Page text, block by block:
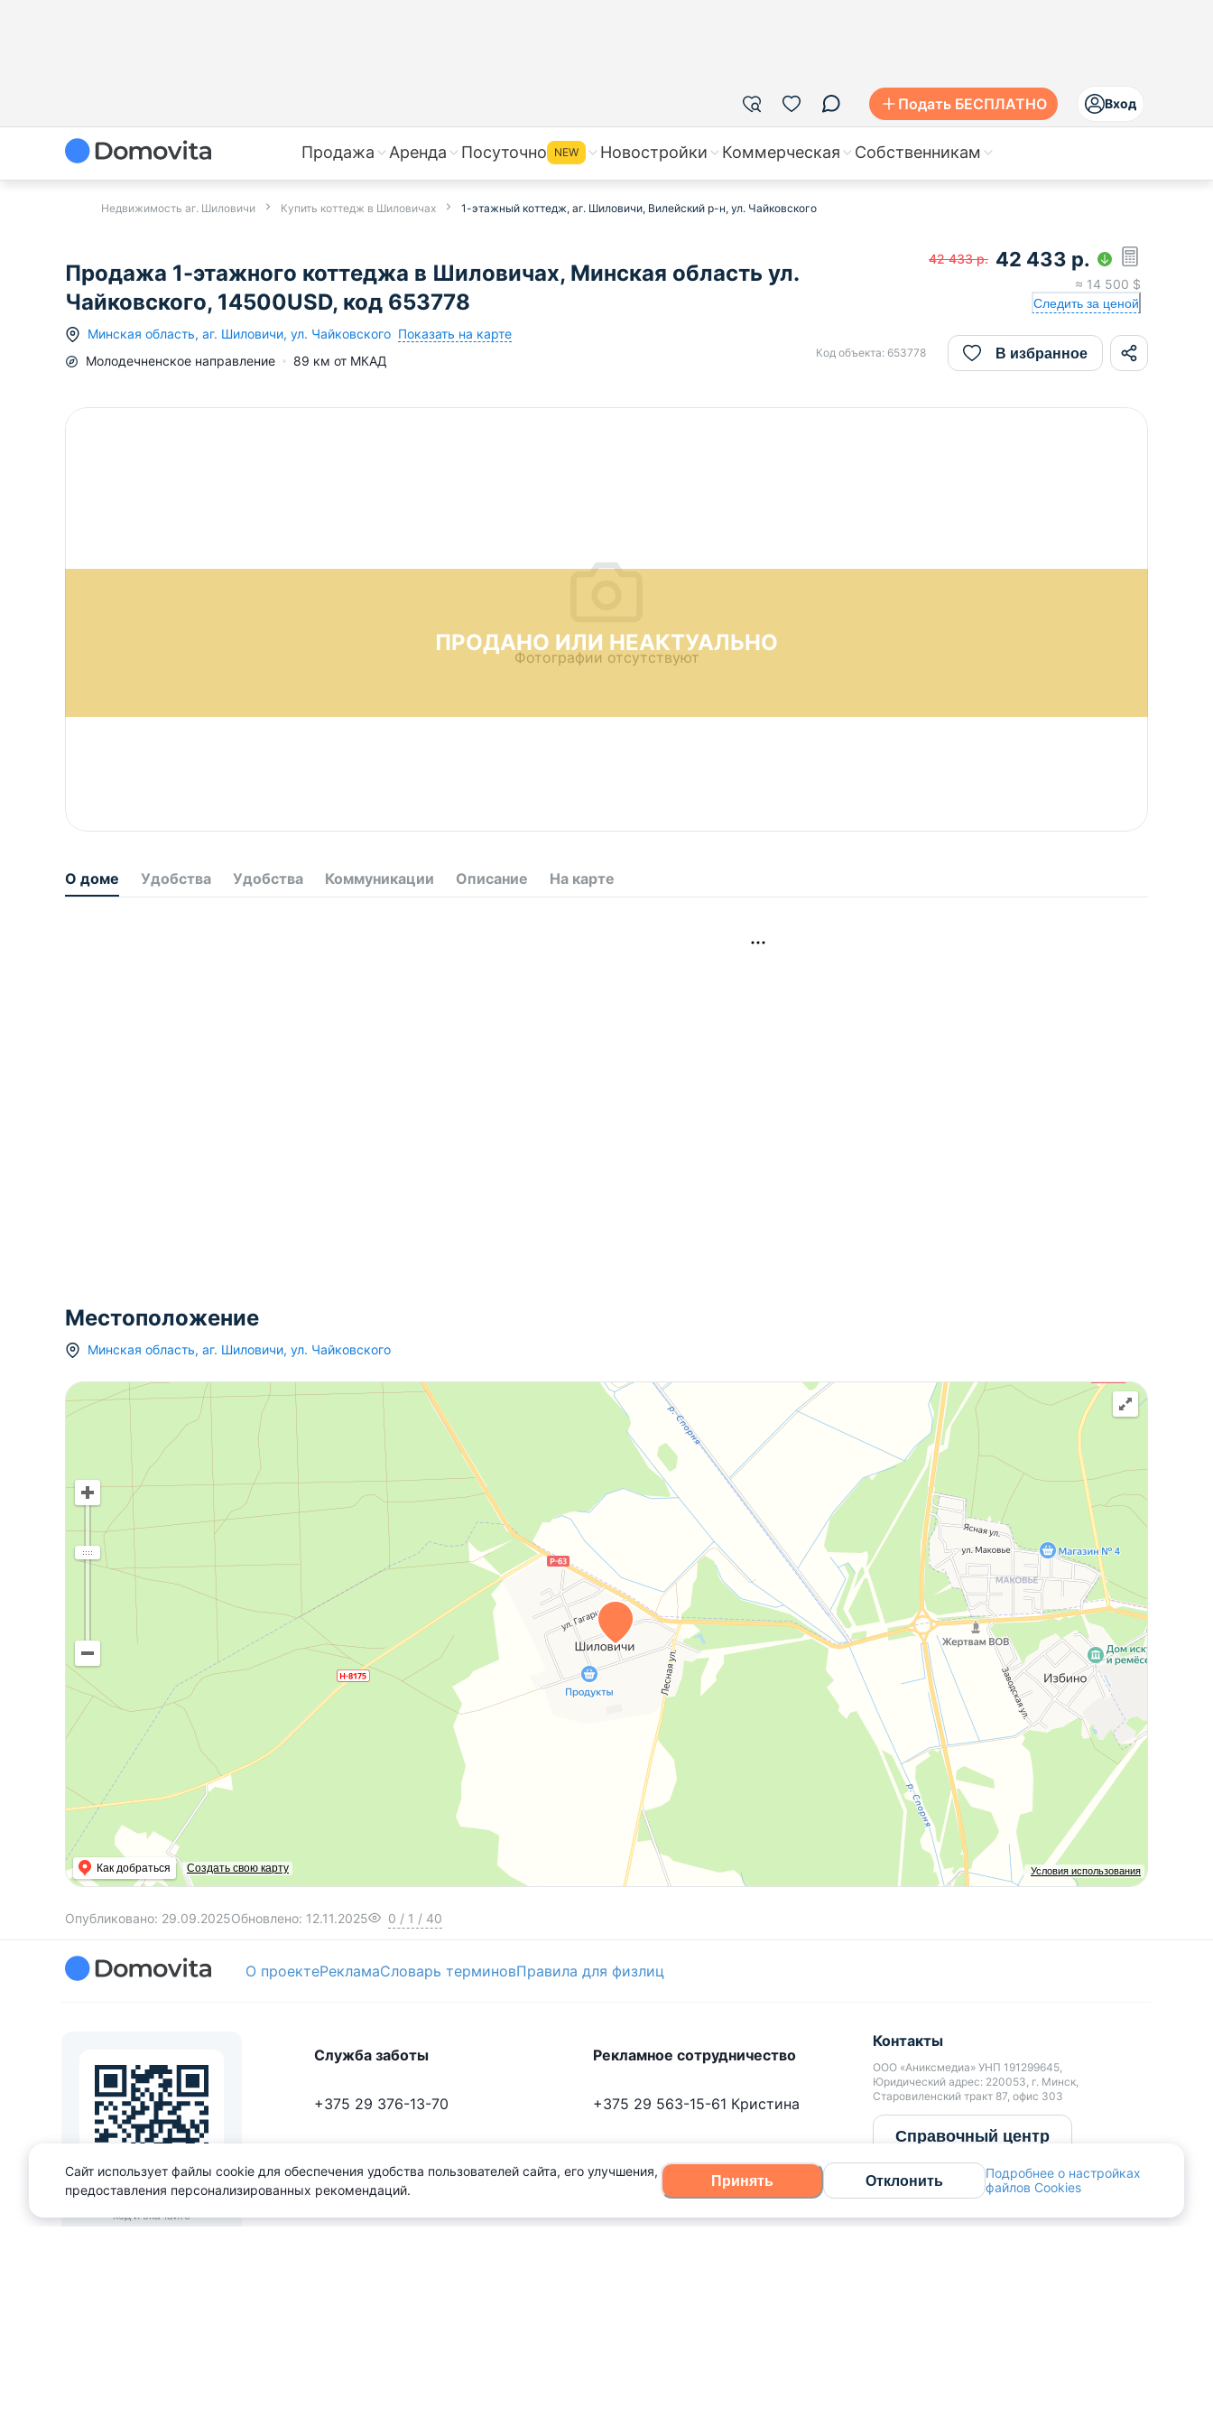
Подать БЕСПЛАТНО Вход
Продажа Аренда Посуточно NEW Новостройки Коммерческая Собственникам
Недвижимость аг. Шиловичи Купить коттедж в Шиловичах 1-этажный коттедж, аг. Шиловичи, Вилейский р-н, ул. Чайковского
Продажа 1-этажного коттеджа в Шиловичах, Минская область ул.
Чайковского, 14500USD, код 653778
Минская область, аг. Шиловичи, ул. Чайковского Показать на карте
Молодечненское направление 89 км от МКАД
42 433 р. 42 433 р.
≈ 14 500 $
Следить за ценой
Код объекта: 653778 В избранное
ПРОДАНО ИЛИ НЕАКТУАЛЬНО
Фотографии отсутствуют
О доме Удобства Удобства Коммуникации Описание На карте
Местоположение
Минская область, аг. Шиловичи, ул. Чайковского
Условия использования
Как добраться Создать свою карту
Опубликовано: 29.09.2025Обновлено: 12.11.2025 0 / 1 / 40
О проектеРекламаСловарь терминовПравила для физлиц
Наведите камеру на QR-
код и скачайте
приложение
Служба заботы
+375 29 376-13-70
Рекламное сотрудничество
+375 29 563-15-61 Кристина
Контакты
ООО «Аниксмедиа» УНП 191299645,
Юридический адрес: 220053, г. Минск,
Старовиленский тракт 87, офис 303
Справочный центр
Сайт использует файлы cookie для обеспечения удобства пользователей сайта, его улучшения,
предоставления персонализированных рекомендаций.
Принять Отклонить
Подробнее о настройках
файлов Cookies